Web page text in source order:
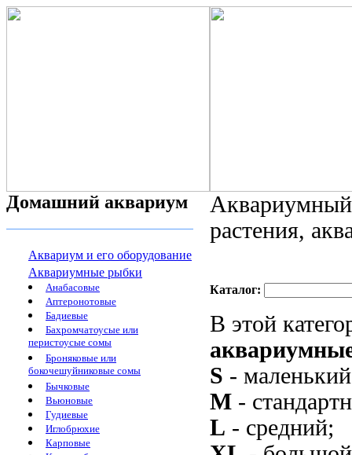
Домашний аквариум
Аквариум и его оборудование
Аквариумные рыбки
Анабасовые
Аптеронотовые
Бадиевые
Бахромчатоусые или
перистоусые сомы
Броняковые или
бокочешуйниковые сомы
Бычковые
Вьюновые
Гудиевые
Иглобрюхие
Карповые
растения,
Каталог:
В этой
S -
M -
L - средний;